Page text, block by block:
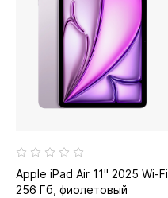
Apple iPad Air 11" 2025 Wi-Fi
256 Гб, фиолетовый